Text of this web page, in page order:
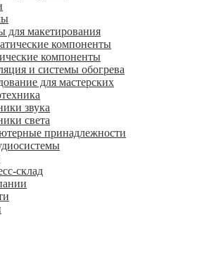
для макетирования
компоненты
компоненты
и системы обогрева
для мастерских
звука
света
принадлежности
склад